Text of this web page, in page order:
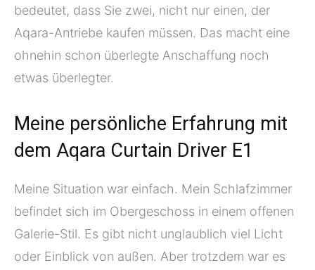
bedeutet, dass Sie zwei, nicht nur einen, der
Aqara-Antriebe kaufen müssen. Das macht eine
ohnehin schon überlegte Anschaffung noch
etwas überlegter.
Meine persönliche Erfahrung mit
dem Aqara Curtain Driver E1
Meine Situation war einfach. Mein Schlafzimmer
befindet sich im Obergeschoss in einem offenen
Galerie-Stil. Es gibt nicht unglaublich viel Licht
oder Einblick von außen. Aber trotzdem war es